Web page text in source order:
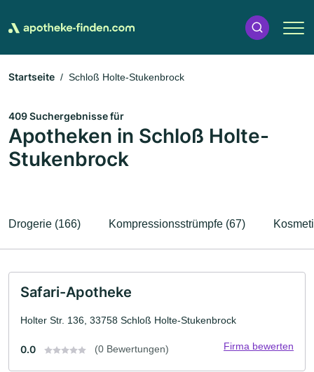
Startseite Schloß Holte-Stukenbrock
409 Suchergebnisse für
Apotheken in Schloß Holte-
Stukenbrock
Drogerie (166) Kompressionsstrümpfe (67)
Safari-Apotheke
Holter Str. 136, 33758 Schloß Holte-Stukenbrock
0.0 (0 Bewertungen) Firma bewerten